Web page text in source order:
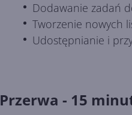
Dodawanie zadań
Tworzenie nowych
Udostępnianie i
Przerwa - 15